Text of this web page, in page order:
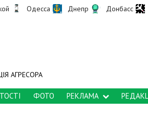
Одесса Днепр Донбасс
АГРЕСОРА
ФОТО РЕКЛАМА